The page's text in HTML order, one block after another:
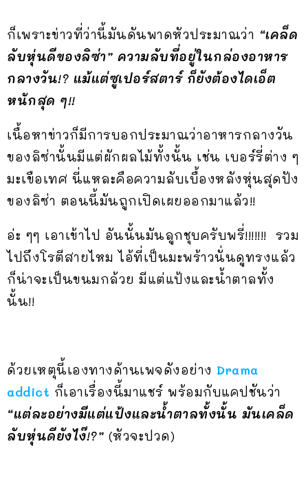
ก็เพราะข่าวที่ว่านี้มันดันพาดหัวประมาณว่า “เคล็ด
ลับหุ่นดีของลิซ่า” ความลับที่อยู่ในกล่องอาหาร
กลางวัน!? แม้แต่ซูเปอร์สตาร์ ก็ยังต้องไดเอ็ต
หนักสุด ๆ!!
เนื้อหาข่าวก็มีการบอกประมาณว่าอาหารกลางวัน
ของลิซ่านั้นมีแต่ผักผลไม้ทั้งนั้น เช่น เบอร์รี่ต่าง ๆ
มะเขือเทศ นี่แหละคือความลับเบื้องหลังหุ่นสุดปัง
ของลิซ่า ตอนนี้มันถูกเปิดเผยออกมาแล้ว!!
อ่ะ ๆๆ เอาเข้าไป อันนั้นมันลูกชุบครับพรี่!!!!!!! รวม
ไปถึงโรตีสายไหม ไอ้ที่เป็นมะพร้าวนั่นดูทรงแล้ว
ก็น่าจะเป็นขนมกล้วย มีแต่แป้งและน้ำตาลทั้ง
นั้น!!
ด้วยเหตุนี้เองทางด้านเพจดังอย่าง Drama
addict ก็เอาเรื่องนี้มาแชร์ พร้อมกับแคปชันว่า
“แต่ละอย่างมีแต่แป้งและน้ำตาลทั้งนั้น มันเคล็ด
ลับหุ่นดียังไง๊!?” (หัวจะปวด)